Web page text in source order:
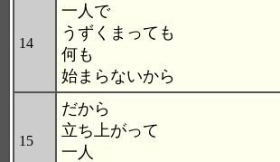
14
一人で
うずくまっても
何も
始まらないから
15
だから
立ち上がって
一人